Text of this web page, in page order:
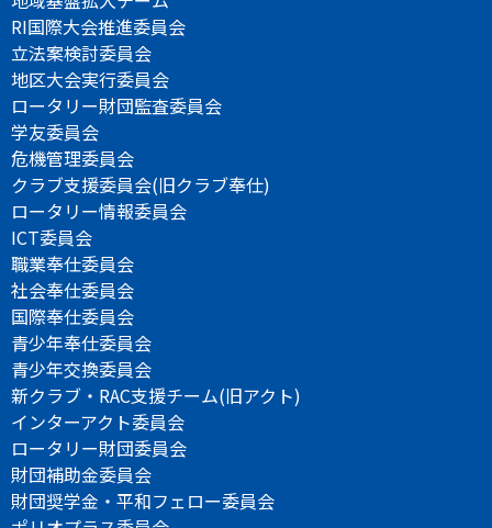
RI国際大会推進委員会
立法案検討委員会
地区大会実行委員会
ロータリー財団監査委員会
学友委員会
危機管理委員会
クラブ支援委員会(旧クラブ奉仕)
ロータリー情報委員会
ICT委員会
職業奉仕委員会
社会奉仕委員会
国際奉仕委員会
青少年奉仕委員会
青少年交換委員会
新クラブ・RAC支援チーム(旧アクト)
インターアクト委員会
ロータリー財団委員会
財団補助金委員会
財団奨学金・平和フェロー委員会